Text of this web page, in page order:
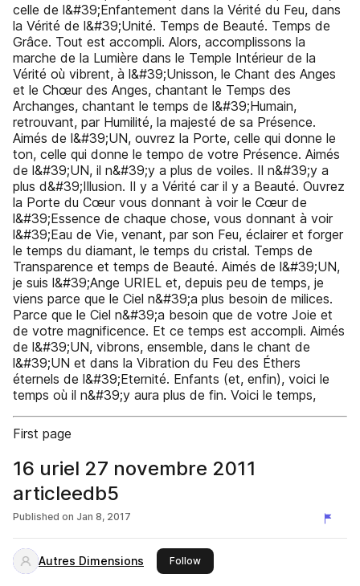
celle de l&#39;Enfantement dans la Vérité du Feu, dans
la Vérité de l&#39;Unité. Temps de Beauté. Temps de
Grâce. Tout est accompli. Alors, accomplissons la
marche de la Lumière dans le Temple Intérieur de la
Vérité où vibrent, à l&#39;Unisson, le Chant des Anges
et le Chœur des Anges, chantant le Temps des
Archanges, chantant le temps de l&#39;Humain,
retrouvant, par Humilité, la majesté de sa Présence.
Aimés de l&#39;UN, ouvrez la Porte, celle qui donne le
ton, celle qui donne le tempo de votre Présence. Aimés
de l&#39;UN, il n&#39;y a plus de voiles. Il n&#39;y a
plus d&#39;Illusion. Il y a Vérité car il y a Beauté. Ouvrez
la Porte du Cœur vous donnant à voir le Cœur de
l&#39;Essence de chaque chose, vous donnant à voir
l&#39;Eau de Vie, venant, par son Feu, éclairer et forger
le temps du diamant, le temps du cristal. Temps de
Transparence et temps de Beauté. Aimés de l&#39;UN,
je suis l&#39;Ange URIEL et, depuis peu de temps, je
viens parce que le Ciel n&#39;a plus besoin de milices.
Parce que le Ciel n&#39;a besoin que de votre Joie et
de votre magnificence. Et ce temps est accompli. Aimés
de l&#39;UN, vibrons, ensemble, dans le chant de
l&#39;UN et dans la Vibration du Feu des Éthers
éternels de l&#39;Eternité. Enfants (et, enfin), voici le
temps où il n&#39;y aura plus de fin. Voici le temps,
First page
16 uriel 27 novembre 2011
articleedb5
Published on Jan 8, 2017
Autres Dimensions Followthis publisher